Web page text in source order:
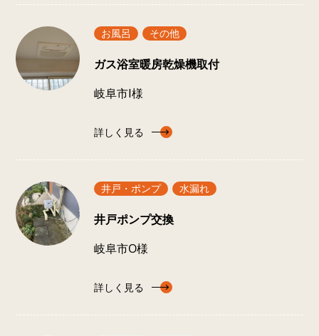
お風呂 その他
ガス浴室暖房乾燥機取付
岐阜市Ⅰ様
詳しく見る
井戸・ポンプ 水漏れ
井戸ポンプ交換
岐阜市O様
詳しく見る